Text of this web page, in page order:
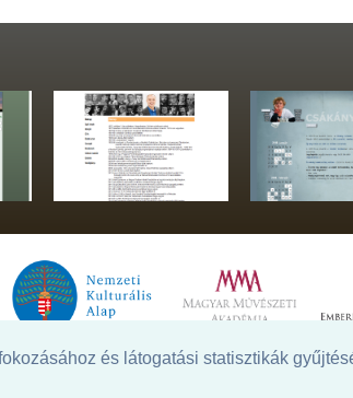
és látogatási statisztikák